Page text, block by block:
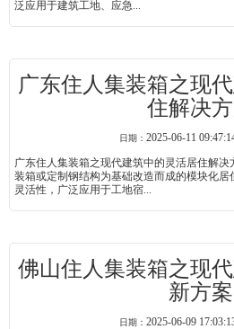
泛应用于建筑工地、应急...
广东住人集装箱之现
住解决
日期： 2025-06-11
广东住人集装箱之现代建筑中的灵活居住解
装箱或定制钢结构为基础改造而成的模块化
灵活性，广泛应用于工地宿...
佛山住人集装箱之现
新方案
日期： 2025-06-09